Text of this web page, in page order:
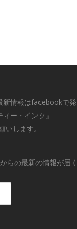
新情報はfacebookで発
ィー・インク』
いします。
らの最新の情報が届